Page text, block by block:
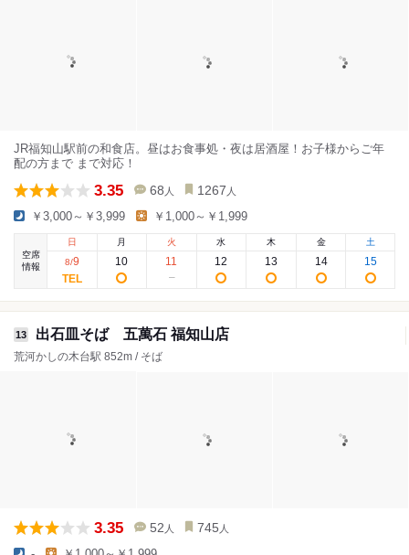
JR福知山駅前の和食店。昼はお食事処・夜は居酒屋！お子様からご年
配の方まで まで対応！
3.35 68 人 1267 人
￥3,000～￥3,999 ￥1,000～￥1,999
空席
情報
日
8/9
月
10
火
11
水
12
木
13
金
14
土
15
13 出石皿そば 五萬石 福知山店
荒河かしの木台駅 852m / そば
3.35 52 人 745 人